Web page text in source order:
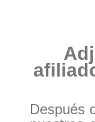
Después